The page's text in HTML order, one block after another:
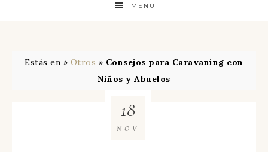
MENU
Estás en » Otros » Consejos para Caravaning con
Niños y Abuelos
18
NOV